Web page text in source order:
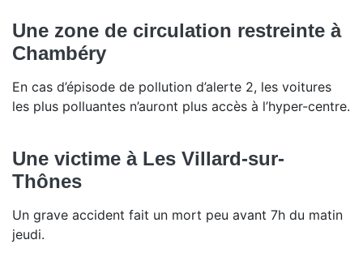
Une zone de circulation restreinte à
Chambéry
En cas d’épisode de pollution d’alerte 2, les voitures
les plus polluantes n’auront plus accès à l’hyper-centre.
Une victime à Les Villard-sur-
Thônes
Un grave accident fait un mort peu avant 7h du matin
jeudi.